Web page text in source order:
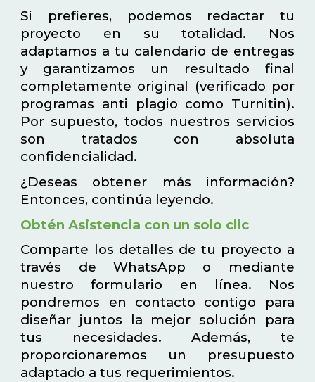
Si prefieres, podemos redactar tu
proyecto en su totalidad. Nos
adaptamos a tu calendario de entregas
y garantizamos un resultado final
completamente original (verificado por
programas anti plagio como Turnitin).
Por supuesto, todos nuestros servicios
son tratados con absoluta
confidencialidad.
¿Deseas obtener más información?
Entonces, continúa leyendo.
Obtén Asistencia con un solo clic
Comparte los detalles de tu proyecto a
través de WhatsApp o mediante
nuestro formulario en línea. Nos
pondremos en contacto contigo para
diseñar juntos la mejor solución para
tus necesidades. Además, te
proporcionaremos un presupuesto
adaptado a tus requerimientos.